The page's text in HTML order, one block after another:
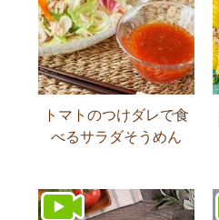
トマトのつけダレで食
べるサラダそうめん